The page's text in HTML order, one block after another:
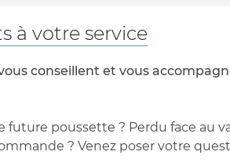
à votre service
conseillent et vous
future poussette ? Perdu face au
? Venez poser votre